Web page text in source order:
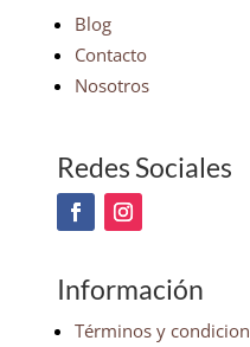
Blog
Contacto
Nosotros
Redes Sociales
Información
Términos y